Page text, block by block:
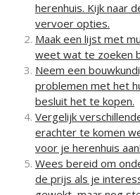
herenhuis. Kijk naar
vervoer opties.
Maak een lijst met
weet wat te zoeken
Neem een
problemen met het
besluit het te kopen.
Vergelijk
erachter te komen
voor je herenhuis
Wees bereid om
de prijs als je